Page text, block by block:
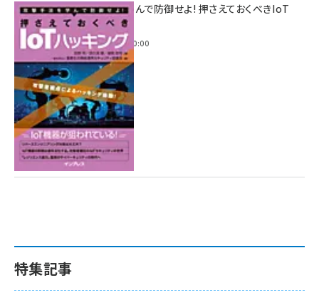
攻撃手法を学んで防御せよ! 押さえておくべきIoT
ハッキング
2022年6月14日 0:00
特集記事